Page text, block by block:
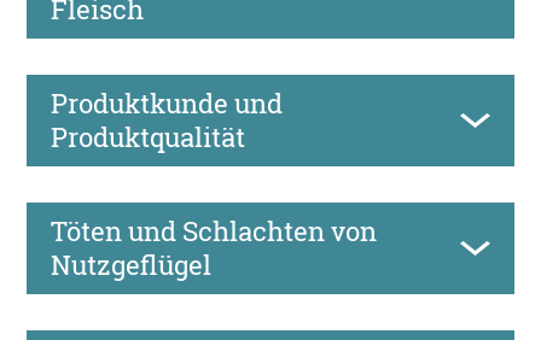
Fleisch
Produktkunde und
Produktqualität
Töten und Schlachten von
Nutzgeflügel